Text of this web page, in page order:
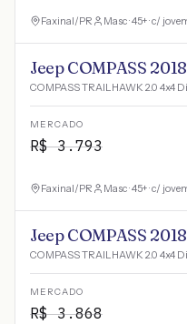
Faxinal/PR Masc · 45+ · c/
Jeep COMPASS 2018
COMPASS TRAILHAWK 2.0 4x4
MERCADO
R$3.793
Faxinal/PR Masc · 45+ · c/
Jeep COMPASS 2018
COMPASS TRAILHAWK 2.0 4x4
MERCADO
R$3.868